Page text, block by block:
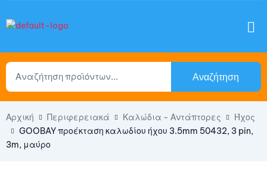
Αναζήτηση
Αρχική Περιφερειακά Καλώδια - Αντάπτορες
Ήχος
GOOBAY προέκταση καλωδίου ήχου 3.5mm 50432, 3 pin,
3m, μαύρο